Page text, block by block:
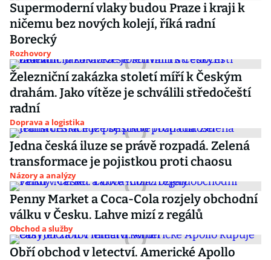
Supermoderní vlaky budou Praze i kraji k
ničemu bez nových kolejí, říká radní
Borecký
Rozhovory
Železniční zakázka století míří k Českým
drahám. Jako vítěze je schválili středočeští
radní
Doprava a logistika
Jedna česká iluze se právě rozpadá. Zelená
transformace je pojistkou proti chaosu
Názory a analýzy
Penny Market a Coca-Cola rozjely obchodní
válku v Česku. Lahve mizí z regálů
Obchod a služby
Obří obchod v letectví. Americké Apollo